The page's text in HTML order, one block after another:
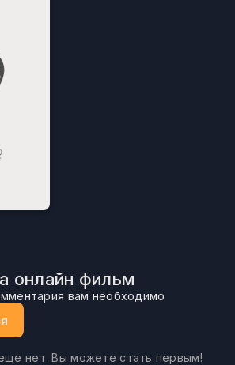
онлайн фильм
вам необходимо
нет. Вы можете стать первым!